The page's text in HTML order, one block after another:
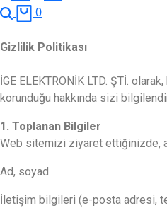
0
Gizlilik Politikası
İGE ELEKTRONİK LTD. ŞTİ.
korunduğu hakkında sizi
1. Toplanan Bilgiler
Web sitemizi ziyaret ettiğinizde,
Ad, soyad
İletişim bilgileri (e-posta adresi,